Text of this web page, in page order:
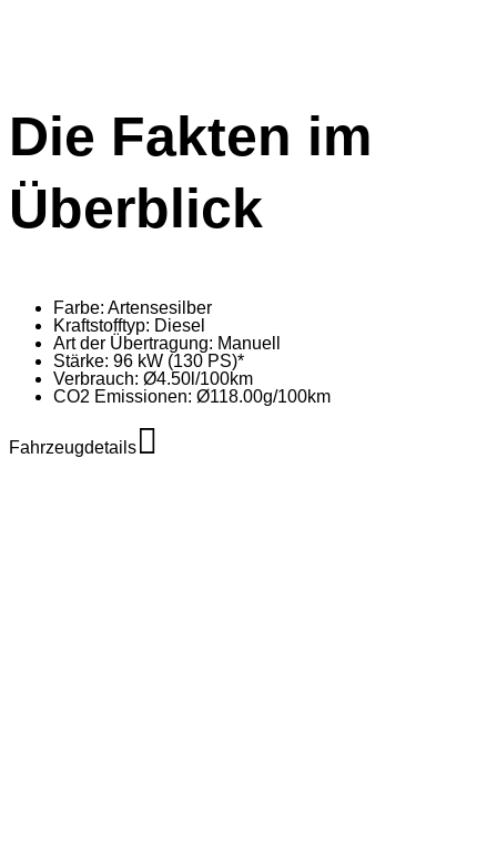
Die Fakten im
Überblick
Farbe: Artensesilber
Kraftstofftyp: Diesel
Art der Übertragung: Manuell
Stärke: 96 kW (130 PS)*
Verbrauch: Ø4.50l/100km
CO2 Emissionen: Ø118.00g/100km
Fahrzeugdetails